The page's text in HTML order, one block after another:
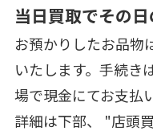
当日買取でその
お預かりしたお品物
いたします。手続き
場で現金にてお支払
詳細は下部、 "店頭